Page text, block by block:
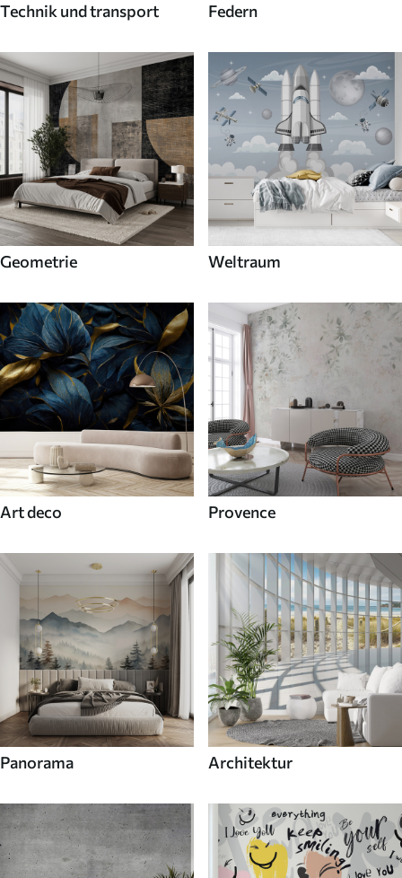
Technik und transport Federn
Geometrie Weltraum
Art deco Provence
Panorama Architektur